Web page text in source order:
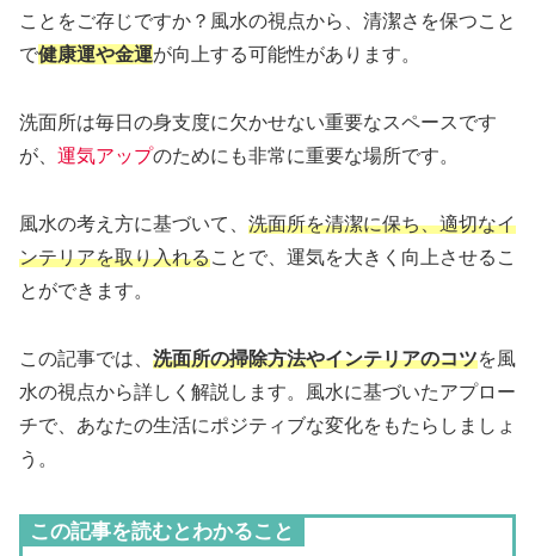
ことをご存じですか？風水の視点から、清潔さを保つこと
で健康運や金運が向上する可能性があります。
洗面所は毎日の身支度に欠かせない重要なスペースです
が、 運気アップのためにも非常に重要な場所です。
風水の考え方に基づいて、 洗面所を清潔に保ち、適切なイ
ンテリアを取り入れることで、運気を大きく向上させるこ
とができます。
この記事では、 洗面所の掃除方法やインテリアのコツを風
水の視点から詳しく解説します。風水に基づいたアプロー
チで、あなたの生活にポジティブな変化をもたらしましょ
う。
この記事を読むとわかること